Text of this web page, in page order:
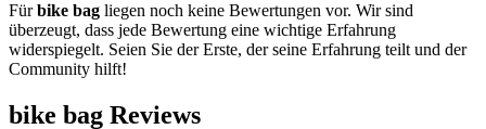
Fürbike bag liegen noch keine Bewertungen vor. Wir sind
überzeugt, dass jede Bewertung eine wichtige Erfahrung
widerspiegelt. Seien Sie der Erste, der seine Erfahrung teilt und der
Community hilft!
bike bag Reviews